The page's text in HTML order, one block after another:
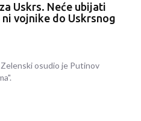
Uskrs. Neće ubijati
vojnike do Uskrsnog
osudio je Putinov